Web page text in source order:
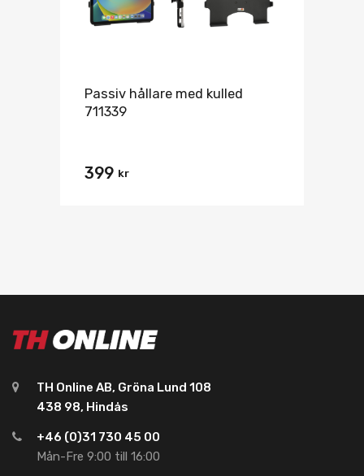
Passiv hållare med kulled
711339
399 kr
TH Online AB, Gröna Lund 108
438 98, Hindås
+46 (0)31 730 45 00
Mån-Fre 9:00 till 16:00